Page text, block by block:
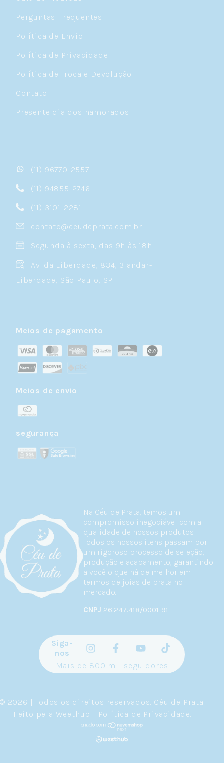
Na Céu de Prata, temos um
compromisso inegociável com a
qualidade de nossos produtos.
Todos os nossos itens passam por
um rigoroso processo de seleção,
produção e acabamento, garantindo
a você o que há de melhor em
termos de joias de prata no
mercado.
CNPJ 26.247.418/0001-91
Perguntas Frequentes
Política de Envio
Política de Privacidade
Política de Troca e Devolução
Contato
Presente dia dos namorados
(11) 96770-2557
(11) 94855-2746
(11) 3101-2281
contato@ceudeprata.com.br
Segunda à sexta, das 9h às 18h
Av. da Liberdade, 834, 3 andar-
Liberdade, São Paulo, SP
Meios de pagamento
Meios de envio
segurança
Siga-
nos
Mais de 800 mil seguidores
© 2026 | Todos os direitos reservados. Céu de Prata.
Feito pela Weethub | Política de Privacidade.